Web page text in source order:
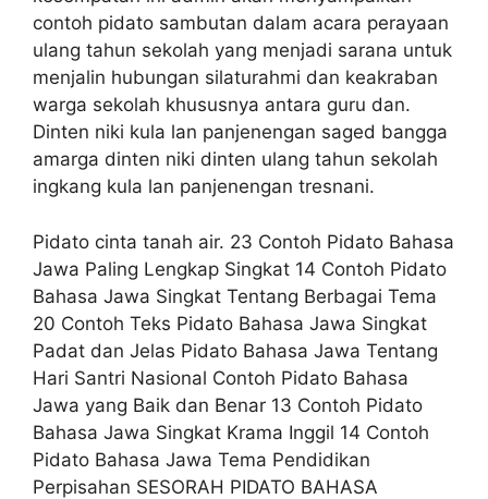
contoh pidato sambutan dalam acara perayaan
ulang tahun sekolah yang menjadi sarana untuk
menjalin hubungan silaturahmi dan keakraban
warga sekolah khususnya antara guru dan.
Dinten niki kula lan panjenengan saged bangga
amarga dinten niki dinten ulang tahun sekolah
ingkang kula lan panjenengan tresnani.
Pidato cinta tanah air. 23 Contoh Pidato Bahasa
Jawa Paling Lengkap Singkat 14 Contoh Pidato
Bahasa Jawa Singkat Tentang Berbagai Tema
20 Contoh Teks Pidato Bahasa Jawa Singkat
Padat dan Jelas Pidato Bahasa Jawa Tentang
Hari Santri Nasional Contoh Pidato Bahasa
Jawa yang Baik dan Benar 13 Contoh Pidato
Bahasa Jawa Singkat Krama Inggil 14 Contoh
Pidato Bahasa Jawa Tema Pendidikan
Perpisahan SESORAH PIDATO BAHASA